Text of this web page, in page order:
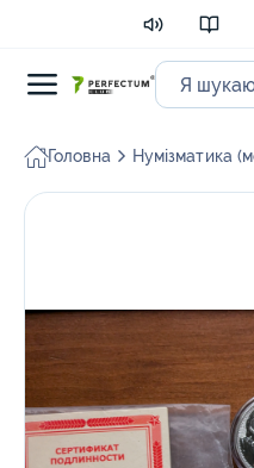
Головна Нумізматика